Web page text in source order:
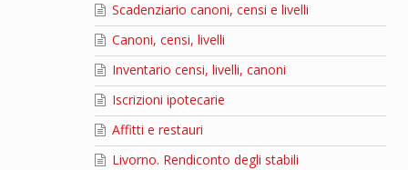
Scadenziario canoni, censi e livelli
Canoni, censi, livelli
Inventario censi, livelli, canoni
Iscrizioni ipotecarie
Affitti e restauri
Livorno. Rendiconto degli stabili